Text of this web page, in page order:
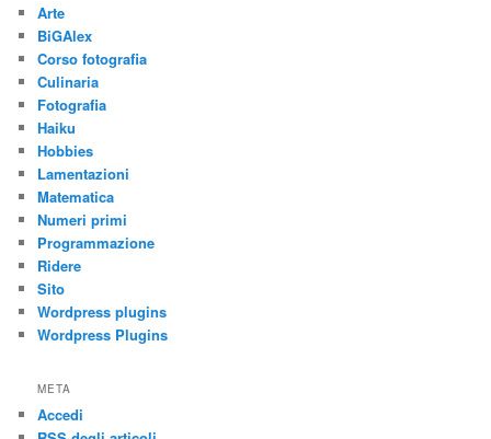
Arte
BiGAlex
Corso fotografia
Culinaria
Fotografia
Haiku
Hobbies
Lamentazioni
Matematica
Numeri primi
Programmazione
Ridere
Sito
Wordpress plugins
Wordpress Plugins
META
Accedi